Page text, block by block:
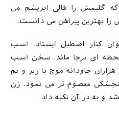
گلیمش را قالی ابریشم می
بهترین پیراهن می دانست.
کنار اصطبل ایستاد. اسب
ای برجا ماند. سخن اسب
جاودانه موج با زیر و بم
معصوم تر می نمود. زن
و به در آن تکیه داد.